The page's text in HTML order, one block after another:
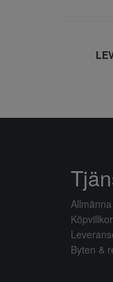
Köpvillkor
Byten &